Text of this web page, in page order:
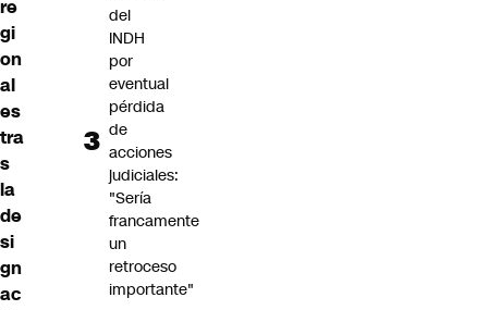
re
gi
on
al
es
tra
s
la
de
si
gn
ac
del
INDH
por
eventual
pérdida
de
acciones
judiciales:
"Sería
francamente
un
retroceso
importante"